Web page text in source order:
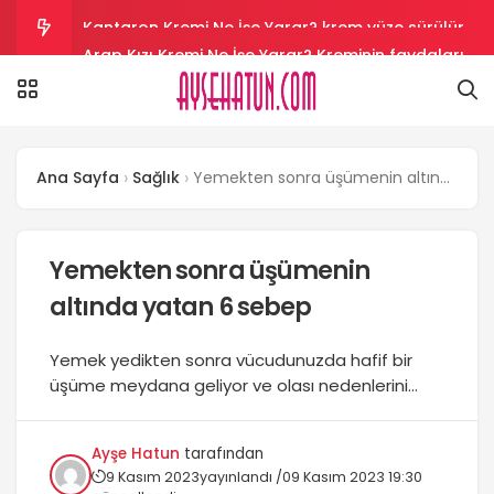
Arap Kızı Kremi Ne İşe Yarar? Kreminin faydaları
Aloe Vera Kremi Ne İşe Yarar? Aloe vera cilt
mi?
Vazelin Kremi Ne İşe Yarar? Vazelin yüze sürülür
mü?
Ana Sayfa Sağlık Yemekten sonra üşümenin altında yatan 6 sebep
Yemekten sonra üşümenin
altında yatan 6 sebep
Yemek yedikten sonra vücudunuzda hafif bir
üşüme meydana geliyor ve olası nedenlerini
bir etkisi vardır. Sindirim süreci sırasında, sindirim
sürecinin kimyasal reaksiyonu vücutta
Ayşe Hatun tarafından
9 Kasım 2023yayınlandı /09 Kasım 2023 19:30